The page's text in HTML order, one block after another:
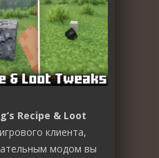
Recipe & Loot
клиента,
модом вы